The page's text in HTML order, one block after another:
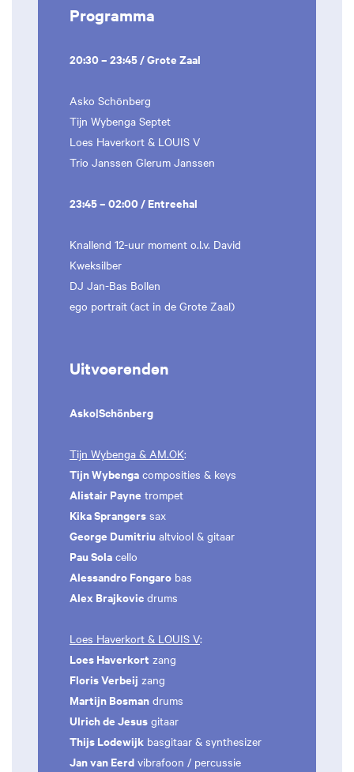
Programma
20:30 – 23:45 / Grote Zaal
Asko Schönberg
Tijn Wybenga Septet
Loes Haverkort & LOUIS V
Trio Janssen Glerum Janssen
23:45 – 02:00 / Entreehal
Knallend 12-uur moment o.l.v. David
Kweksilber
DJ Jan-Bas Bollen
ego portrait (act in de Grote Zaal)
Uitvoerenden
Asko|Schönberg
Tijn Wybenga & AM.OK:
Tijn Wybenga composities & keys
Alistair Payne trompet
Kika Sprangers sax
George Dumitriu altviool & gitaar
Pau Sola cello
Alessandro Fongaro bas
Alex Brajkovic drums
Loes Haverkort & LOUIS V:
Loes Haverkort zang
Floris Verbeij zang
Martijn Bosman drums
Ulrich de Jesus gitaar
Thijs Lodewijk basgitaar & synthesizer
Jan van Eerd vibrafoon / percussie